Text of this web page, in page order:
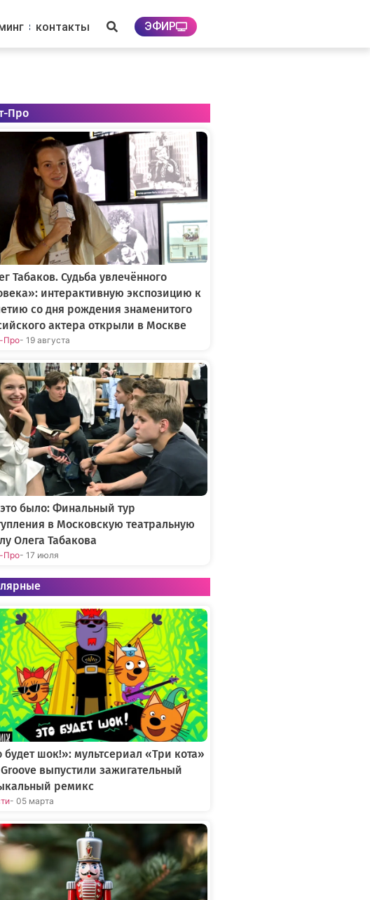
контакты ЭФИР
Про
Табаков. Судьба увлечённого
интерактивную экспозицию к
со дня рождения знаменитого
актера открыли в Москве
Про- 19 августа
было: Финальный тур
в Московскую театральную
Олега Табакова
Про- 17 июля
будет шок!»: мультсериал «Три кота»
Groove выпустили зажигательный
ремикс
- 05 марта